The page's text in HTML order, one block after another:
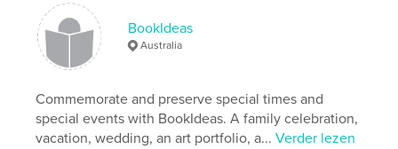
BookIdeas
Australia
Commemorate and preserve special times and
special events with BookIdeas. A family celebration,
vacation, wedding, an art portfolio, a...Verder lezen